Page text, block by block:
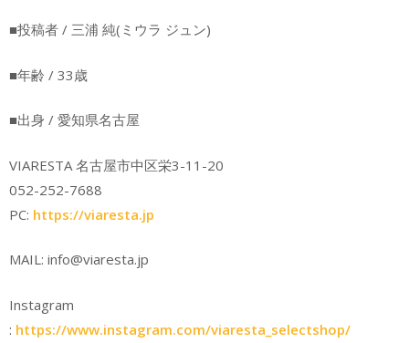
■投稿者 / 三浦 純(ミウラ ジュン)
■年齢 / 33歳
■出身 / 愛知県名古屋
VIARESTA 名古屋市中区栄3-11-20
052-252-7688
PC: https://viaresta.jp
MAIL: info@viaresta.jp
Instagram
: https://www.instagram.com/viaresta_selectshop/